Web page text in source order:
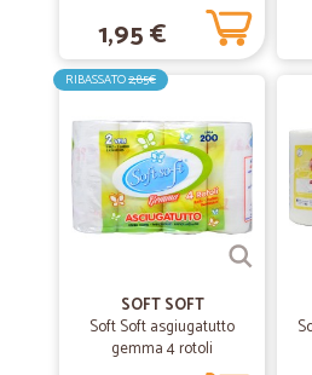
1,95 €
RIBASSATO2,85€
SOFT SOFT
Soft Soft asgiugatutto
gemma 4 rotoli